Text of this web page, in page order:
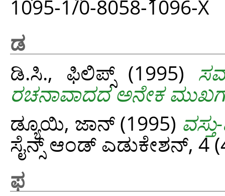
1095-1/0-8058-1096-X
ಡ
ಡಿ.ಸಿ., ಫಿಲಿಪ್ಸ್(1995)
ರಚನಾವಾದದ ಅನೇಕ
ಡ್ಯೂಯಿ, ಜಾನ್(1995)
ಸೈನ್ಸ್‌ ಆಂಡ್‌ ಎಡುಕೇಶನ್‌, 4
ಫ